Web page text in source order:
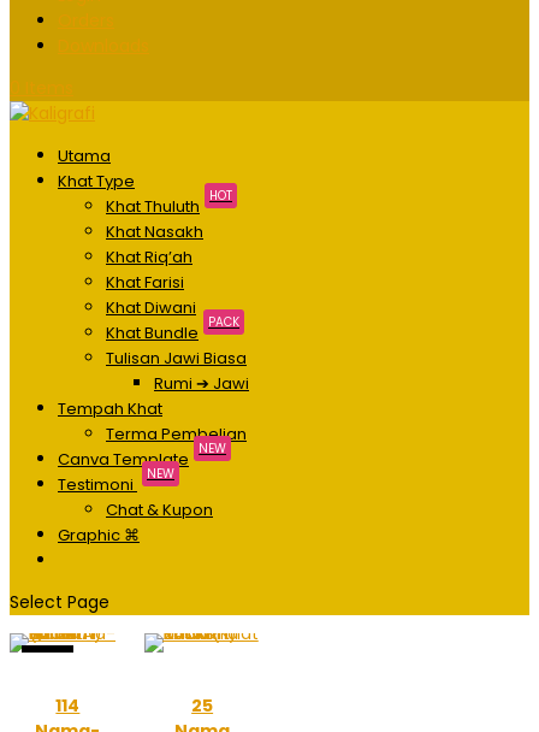
Utama
Khat Type
Khat Thuluth
HOT
Khat Nasakh
Khat Riq’ah
Khat Farisi
Khat Diwani
Khat Bundle
PACK
Tulisan Jawi Biasa
Rumi ➔ Jawi
Tempah Khat
Terma Pembelian
Canva Template
NEW
Testimoni NEW
Chat & Kupon
Graphic ⌘
Select Page
114
25